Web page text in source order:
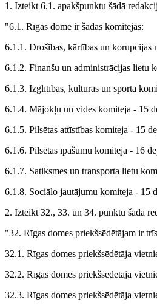
1. Izteikt 6.1. apakšpunktu šādā
"6.1. Rīgas domē ir šādas komitejas:
6.1.1. Drošības, kārtības un korupcijas
6.1.2. Finanšu un administrācijas lietu
6.1.3. Izglītības, kultūras un sporta
6.1.4. Mājokļu un vides komiteja - 15
6.1.5. Pilsētas attīstības komiteja - 15
6.1.6. Pilsētas īpašumu komiteja - 16
6.1.7. Satiksmes un transporta lietu
6.1.8. Sociālo jautājumu komiteja - 15
2. Izteikt 32., 33. un 34. punktu šādā
"32. Rīgas domes priekšsēdētājam ir
32.1. Rīgas domes priekšsēdētāja
32.2. Rīgas domes priekšsēdētāja
32.3. Rīgas domes priekšsēdētāja